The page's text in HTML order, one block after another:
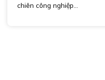
chiên công nghiệp...